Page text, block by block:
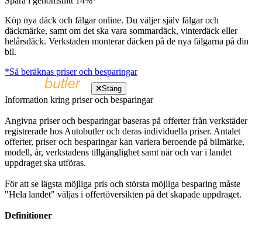
Köp nya däck och fälgar online. Du väljer själv fälgar och
däckmärke, samt om det ska vara sommardäck, vinterdäck eller
helårsdäck. Verkstaden monterar däcken på de nya fälgarna på din
bil.
*Så beräknas priser och besparingar
Stäng
Information kring priser och besparingar
Angivna priser och besparingar baseras på offerter från verkstäder
registrerade hos Autobutler och deras individuella priser. Antalet
offerter, priser och besparingar kan variera beroende på bilmärke,
modell, år, verkstadens tillgänglighet samt när och var i landet
uppdraget ska utföras.
För att se lägsta möjliga pris och största möjliga besparing måste
"Hela landet" väljas i offertöversikten på det skapade uppdraget.
Definitioner